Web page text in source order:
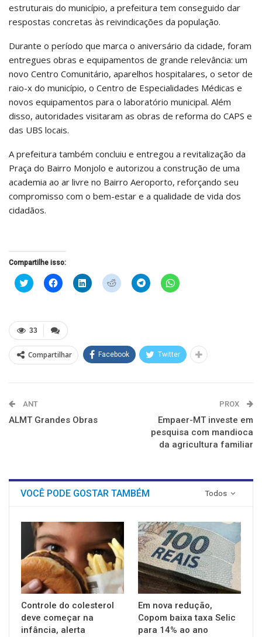
estruturais do município, a prefeitura tem conseguido dar
respostas concretas às reivindicações da população.
Durante o período que marca o aniversário da cidade, foram
entregues obras e equipamentos de grande relevância: um
novo Centro Comunitário, aparelhos hospitalares, o setor de
raio-x do município, o Centro de Especialidades Médicas e
novos equipamentos para o laboratório municipal. Além
disso, autoridades visitaram as obras de reforma do CAPS e
das UBS locais.
A prefeitura também concluiu e entregou a revitalização da
Praça do Bairro Monjolo e autorizou a construção de uma
academia ao ar livre no Bairro Aeroporto, reforçando seu
compromisso com o bem-estar e a qualidade de vida dos
cidadãos.
Compartilhe isso:
Clique
para
em
nova
janela)
Clique
para
em
nova
janela)
Clique
para
Clique
para
Clique
para
Clique
para
33
Compartilhar Facebook Twitter
ANT
ALMT Grandes Obras
PROX
Empaer-MT investe em
pesquisa com mandioca
da agricultura familiar
Todos
VOCÊ PODE GOSTAR TAMBÉM
Controle do colesterol
deve começar na
infância, alerta
Em nova redução,
Copom baixa taxa Selic
para 14% ao ano